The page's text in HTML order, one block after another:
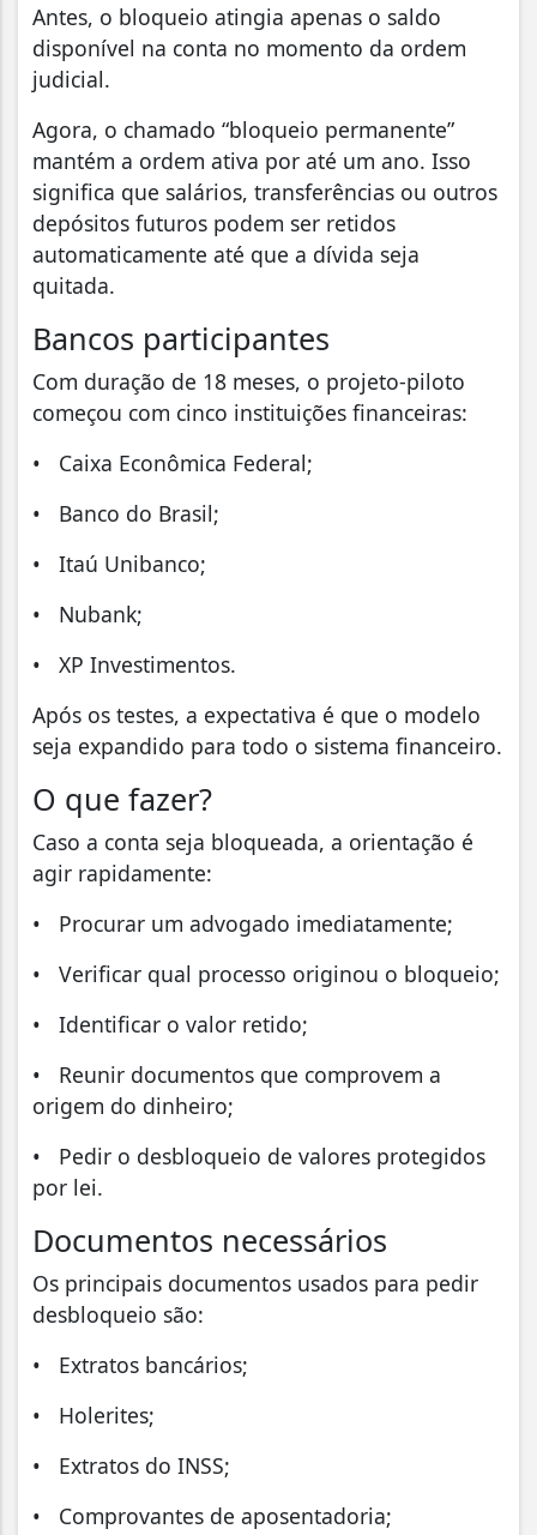
Antes, o bloqueio atingia apenas o saldo
disponível na conta no momento da ordem
judicial.
Agora, o chamado “bloqueio permanente”
mantém a ordem ativa por até um ano. Isso
significa que salários, transferências ou outros
depósitos futuros podem ser retidos
automaticamente até que a dívida seja
quitada.
Bancos participantes
Com duração de 18 meses, o projeto-piloto
começou com cinco instituições financeiras:
• Caixa Econômica Federal;
• Banco do Brasil;
• Itaú Unibanco;
• Nubank;
• XP Investimentos.
Após os testes, a expectativa é que o modelo
seja expandido para todo o sistema financeiro.
O que fazer?
Caso a conta seja bloqueada, a orientação é
agir rapidamente:
• Procurar um advogado imediatamente;
• Verificar qual processo originou o bloqueio;
• Identificar o valor retido;
• Reunir documentos que comprovem a
origem do dinheiro;
• Pedir o desbloqueio de valores protegidos
por lei.
Documentos necessários
Os principais documentos usados para pedir
desbloqueio são:
• Extratos bancários;
• Holerites;
• Extratos do INSS;
• Comprovantes de aposentadoria;